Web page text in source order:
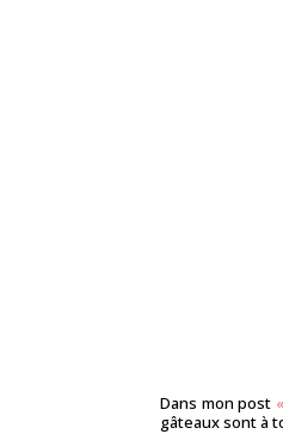
Dans mon post
gâteaux sont à